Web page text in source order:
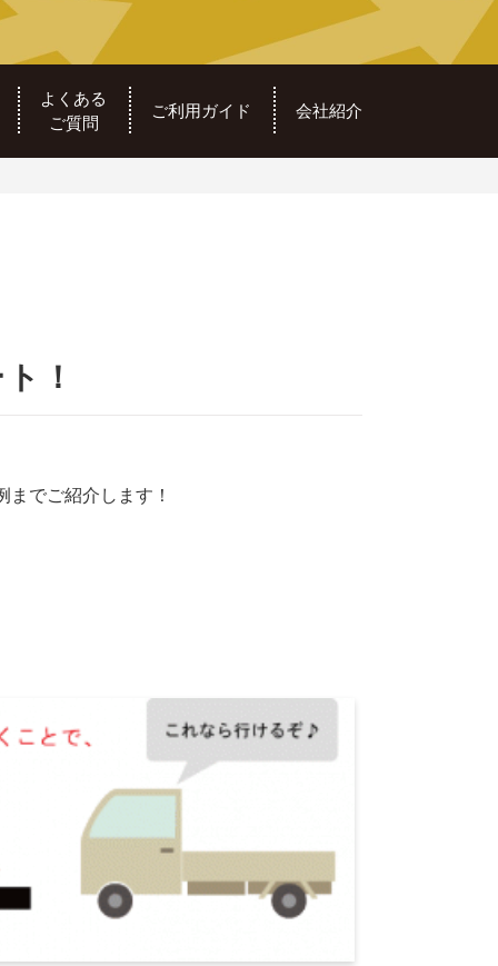
よくある
ご質問
ご利用ガイド 会社紹介
！
でご紹介します！